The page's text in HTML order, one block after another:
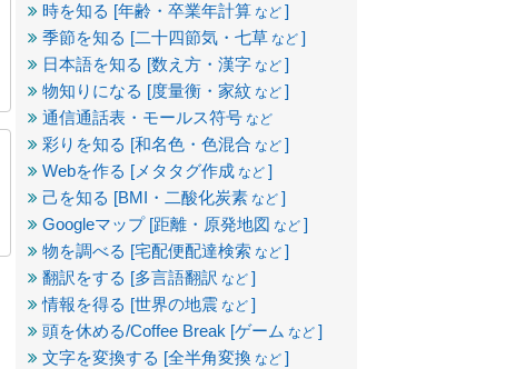
時を知る [年齢・卒業年計算 など ]
季節を知る [二十四節気・七草 など ]
日本語を知る [数え方・漢字 など ]
物知りになる [度量衡・家紋 など ]
通信通話表・モールス符号 など
彩りを知る [和名色・色混合 など ]
Webを作る [メタタグ作成 など ]
己を知る [BMI・二酸化炭素 など ]
Googleマップ [距離・原発地図 など ]
物を調べる [宅配便配達検索 など ]
翻訳をする [多言語翻訳 など ]
情報を得る [世界の地震 など ]
頭を休める/Coffee Break [ゲーム など ]
文字を変換する [全半角変換 など ]